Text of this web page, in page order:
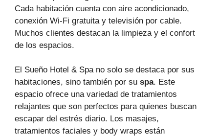
Cada habitación cuenta con aire acondicionado,
conexión Wi-Fi gratuita y televisión por cable.
Muchos clientes destacan la limpieza y el confort
de los espacios.
El Sueño Hotel & Spa no solo se destaca por sus
habitaciones, sino también por su spa. Este
espacio ofrece una variedad de tratamientos
relajantes que son perfectos para quienes buscan
escapar del estrés diario. Los masajes,
tratamientos faciales y body wraps están